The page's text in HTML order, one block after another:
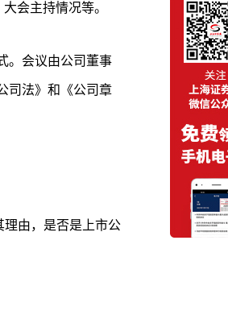
会主持情况等。
。会议由公司董事
司法》和《公司章
由，是否是上市公